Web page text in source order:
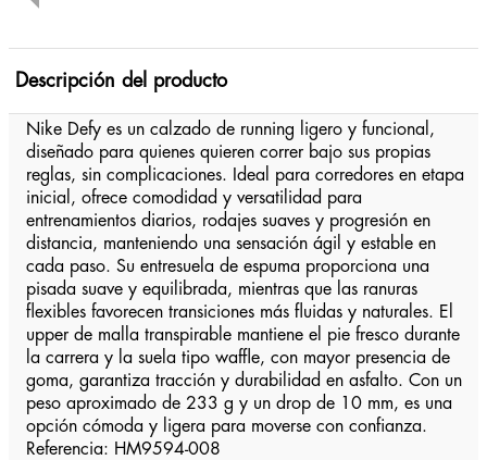
Descripción del producto
Nike Defy es un calzado de running ligero y funcional,
diseñado para quienes quieren correr bajo sus propias
reglas, sin complicaciones. Ideal para corredores en etapa
inicial, ofrece comodidad y versatilidad para
entrenamientos diarios, rodajes suaves y progresión en
distancia, manteniendo una sensación ágil y estable en
cada paso. Su entresuela de espuma proporciona una
pisada suave y equilibrada, mientras que las ranuras
flexibles favorecen transiciones más fluidas y naturales. El
upper de malla transpirable mantiene el pie fresco durante
la carrera y la suela tipo waffle, con mayor presencia de
goma, garantiza tracción y durabilidad en asfalto. Con un
peso aproximado de 233 g y un drop de 10 mm, es una
opción cómoda y ligera para moverse con confianza.
Referencia: HM9594-008